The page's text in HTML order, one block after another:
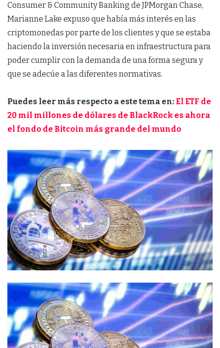
Consumer & Community Banking de JPMorgan Chase,
Marianne Lake expuso que había más interés en las
criptomonedas por parte de los clientes y que se estaba
haciendo la inversión necesaria en infraestructura para
poder cumplir con la demanda de una forma segura y
que se adecúe a las diferentes normativas.
Puedes leer más respecto a este tema en: El ETF de
20 mil millones de dólares de BlackRock es ahora
el fondo de Bitcoin más grande del mundo